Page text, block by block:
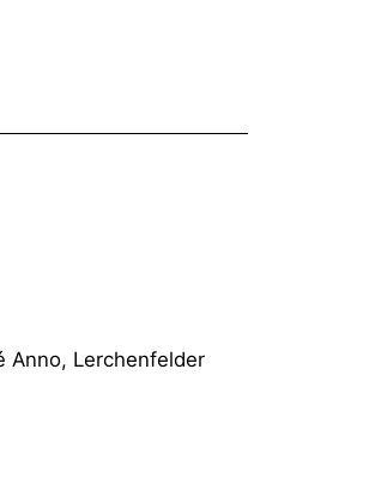
Ler­chen­fel­der